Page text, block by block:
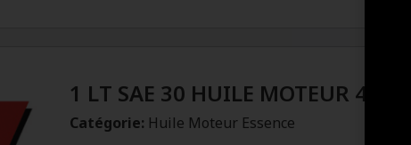
1 LT SAE 30 HUILE MOTEUR 4
Catégorie: Huile Moteur Essence